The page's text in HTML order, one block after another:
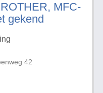
MFC-
gekend
42